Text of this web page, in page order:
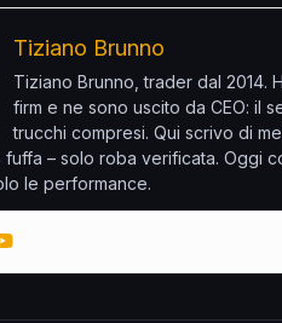
Tiziano Brunno
Tiziano Brunno, trader dal 2014.
firm e ne sono uscito da CEO: il
trucchi compresi. Qui scrivo di
– solo roba verificata. Oggi
le performance.